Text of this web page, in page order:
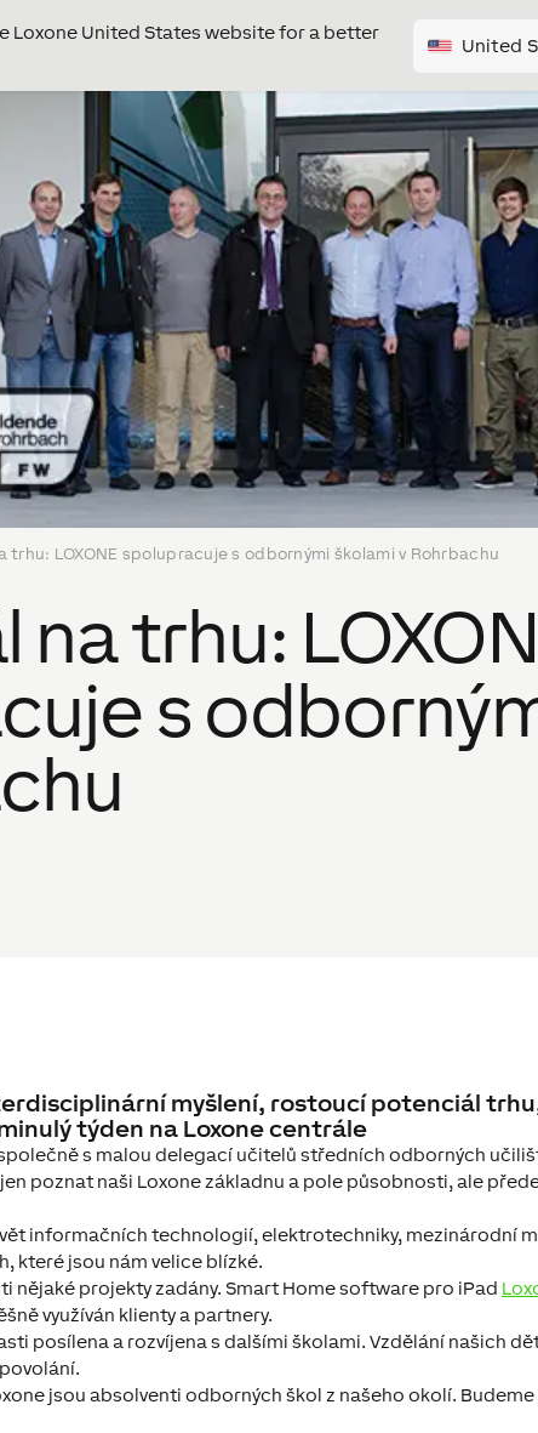
Loxone United States website for a better
United
trhu: LOXONE spolupracuje s odbornými školami v Rohrbachu
trhu:
s
myšlení, rostoucí potenciál
týden na Loxone centrále
s malou delegací učitelů středních odborných
poznat naši Loxone základnu a pole působnosti, ale
informačních technologií, elektrotechniky, mezinárodní
které jsou nám velice blízké.
nějaké projekty zadány. Smart Home software pro iPad
využíván klienty a partnery.
posílena a rozvíjena s dalšími školami. Vzdělání našich
jsou absolventi odborných škol z našeho okolí. Budeme